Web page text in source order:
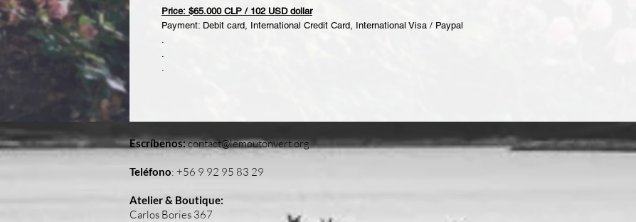
Price: $65.000 CLP / 102 USD dollar
Payment: Debit card, International Credit Card, International Visa / Paypal
Escríbenos:contact@lemoutonvert.org
Teléfono: +56 9 92 95 83 29
Atelier & Boutique:
Carlos Bories 367